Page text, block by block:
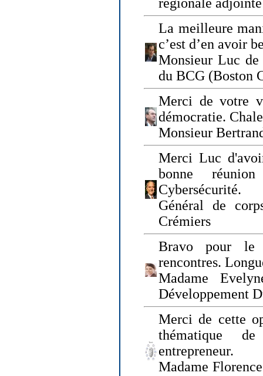
La meilleure
c’est d’en avoir
Monsieur Luc de
du BCG (Boston
Merci de votre
démocratie.
Monsieur
Merci Luc
bonne
Cybersécurité.
Général de
Crémiers
Bravo pour le
rencontres.
Madame
Développement
Merci de cette
thématique
entrepreneur.
Madame